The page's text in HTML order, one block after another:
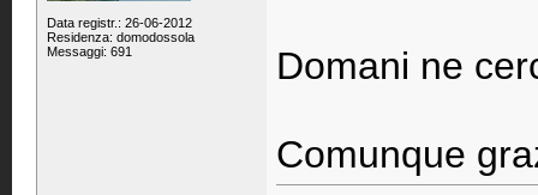
Data registr.: 26-06-2012
Residenza: domodossola
Messaggi: 691
Domani ne
Comunque